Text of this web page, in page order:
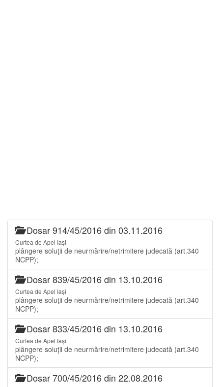
Dosar 914/45/2016 din 03.11.2016
Curtea de Apel Iași
plângere soluţii de neurmărire/netrimitere judecată (art.340
NCPP);
Dosar 839/45/2016 din 13.10.2016
Curtea de Apel Iași
plângere soluţii de neurmărire/netrimitere judecată (art.340
NCPP);
Dosar 833/45/2016 din 13.10.2016
Curtea de Apel Iași
plângere soluţii de neurmărire/netrimitere judecată (art.340
NCPP);
Dosar 700/45/2016 din 22.08.2016